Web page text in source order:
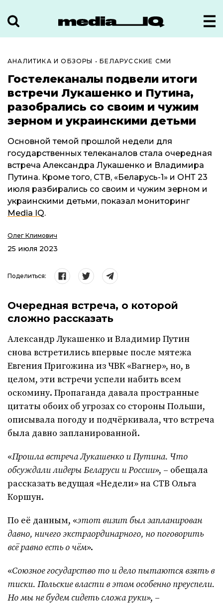
АНАЛИТИКА И ОБЗОРЫ •БЕЛАРУССКИЕ СМИ
Гостелеканалы подвели итоги
встречи Лукашенко и Путина,
разобрались со своим и чужим
зерном и украинскими детьми
Основной темой прошлой недели для
государственных телеканалов стала очередная
встреча Александра Лукашенко и Владимира
Путина. Кроме того, СТВ, «Беларусь-1» и ОНТ 23
июля разбирались со своим и чужим зерном и
украинскими детьми, показал мониторинг
Media IQ.
Олег Климович
25 июля 2023
Поделиться:
Очередная встреча, о которой
сложно рассказать
Александр Лукашенко и Владимир Путин
снова встретились впервые после мятежа
Евгения Пригожина из ЧВК «Вагнер», но, в
целом, эти встречи успели набить всем
оскомину. Пропаганда давала пространные
цитаты обоих об угрозах со стороны Польши,
описывала погоду и подчёркивала, что встреча
была давно запланированной.
«Прошла встреча Лукашенко и Путина. Что
обсуждали лидеры Беларуси и России», – обещала
рассказать ведущая «Недели» на СТВ Ольга
Коршун.
По её данным, «этот визит был запланирован
давно, ничего экстраординарного, но поговорить
всё равно есть о чём».
«Союзное государство то и дело пытаются взять в
тиски. Польские власти в этом особенно преуспели.
Но мы не будем сидеть сложа руки», –